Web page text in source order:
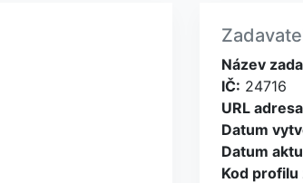
Název
IČ: 24716
URL
Datum
Datum
Kod profilu